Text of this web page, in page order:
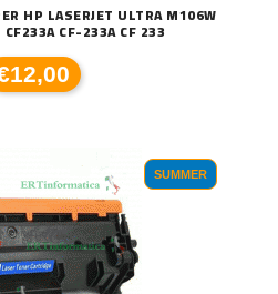
HP LASERJET ULTRA M106W
CF-233A CF 233
SUMMER